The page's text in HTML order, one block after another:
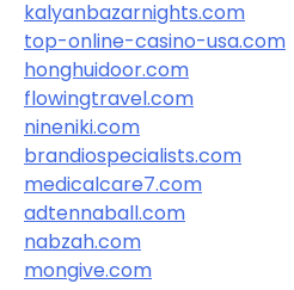
kalyanbazarnights.com
top-online-casino-usa.com
honghuidoor.com
flowingtravel.com
nineniki.com
brandiospecialists.com
medicalcare7.com
adtennaball.com
nabzah.com
mongive.com